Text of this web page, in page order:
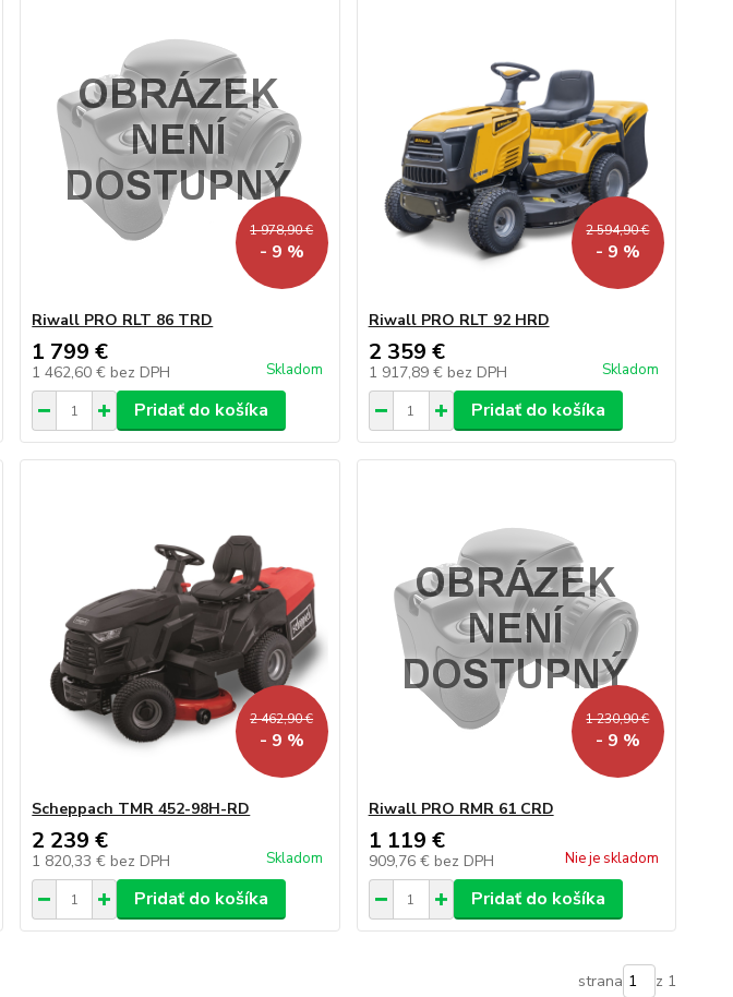
1 978,90 €
- 9 %
Riwall PRO RLT 86 TRD
1 799 €
1 462,60 € bez DPH Skladom
Pridať do košíka
2 594,90 €
- 9 %
Riwall PRO RLT 92 HRD
2 359 €
1 917,89 € bez DPH Skladom
Pridať do košíka
2 462,90 €
- 9 %
Scheppach TMR 452-98H-RD
2 239 €
1 820,33 € bez DPH Skladom
Pridať do košíka
1 230,90 €
- 9 %
Riwall PRO RMR 61 CRD
1 119 €
909,76 € bez DPH Nie je skladom
Pridať do košíka
strana z 1